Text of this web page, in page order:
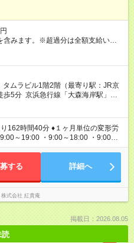
みます。※超過分は全額支給いたし
円 ～ 84,308円／月 みなし残業時
ムラビル1階2階（最寄り駅：JR京
歩5分 京浜急行線「大森海岸駅」よ
通勤に便利な立地です！）
162時間40分 ♦１ヶ月単位の変形労
する 詳細へ
株式会社 紅貴庵
掲載日：2026.08.05
読